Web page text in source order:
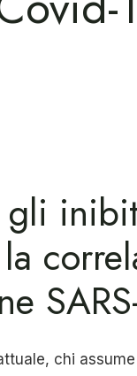
gli
chi assume